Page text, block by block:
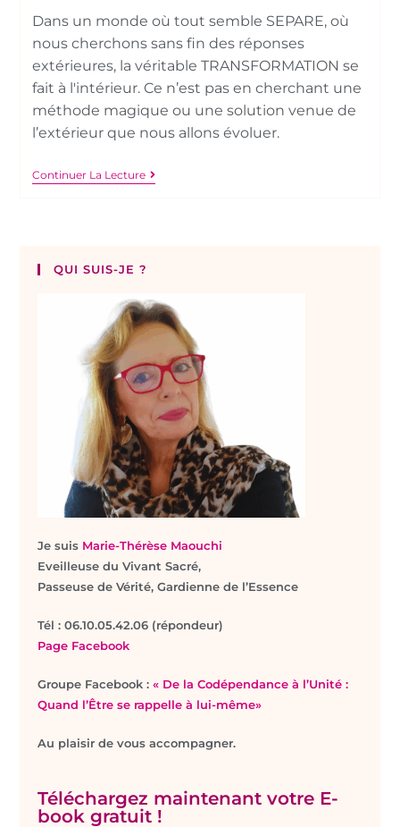
Dans un monde où tout semble SEPARE, où
nous cherchons sans fin des réponses
extérieures, la véritable TRANSFORMATION se
fait à l'intérieur. Ce n’est pas en cherchant une
méthode magique ou une solution venue de
l’extérieur que nous allons évoluer.
Continuer La Lecture
QUI SUIS-JE ?
Je suis Marie-Thérèse Maouchi
Eveilleuse du Vivant Sacré,
Passeuse de Vérité, Gardienne de l’Essence
Tél : 06.10.05.42.06 (répondeur)
Page Facebook
Groupe Facebook :« De la Codépendance à l’Unité :
Quand l’Être se rappelle à lui-même»
Au plaisir de vous accompagner.
Téléchargez maintenant votre E-
book gratuit !